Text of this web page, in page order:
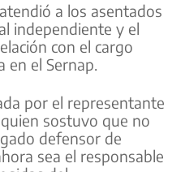
a los asentados
independiente y el
con el cargo
en el Sernap.
por el representante
quien sostuvo que no
defensor de
sea el responsable